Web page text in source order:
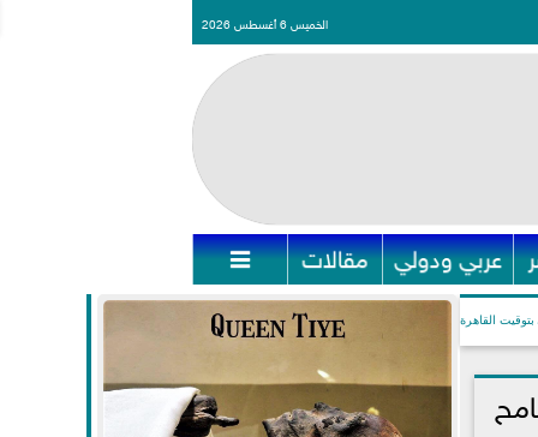
الخميس 6 أغسطس 2026
عربي ودولي مقالات 
بتوقيت القاهرة